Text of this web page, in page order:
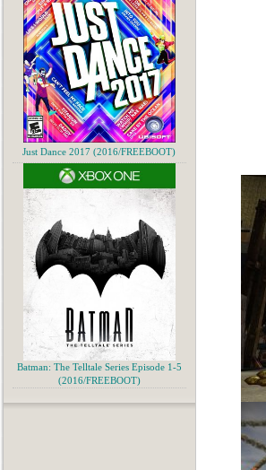
Just Dance 2017 (2016/FREEBOOT)
Batman: The Telltale Series Episode 1-5
(2016/FREEBOOT)